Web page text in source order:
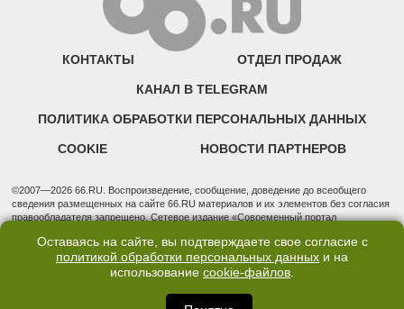
КОНТАКТЫ ОТДЕЛ ПРОДАЖ
КАНАЛ В TELEGRAM
ПОЛИТИКА ОБРАБОТКИ ПЕРСОНАЛЬНЫХ ДАННЫХ
COOKIE НОВОСТИ ПАРТНЕРОВ
©2007—2026 66.RU. Воспроизведение, сообщение, доведение до всеобщего
сведения размещенных на сайте 66.RU материалов и их элементов без согласия
правообладателя запрещено. Сетевое издание «Современный портал
надзору в сфере связи, информационных технологий и массовых коммуникаций
(Роскомнадзор). Регистрационный номер ЭЛ № ФС 77 - 76634 от 02.09.2019
Учредитель: Общество с ограниченной ответственностью "66.ру". Юридический
3, оф. 7015 Фактический адрес редакции и отдела продаж: 620014, Свердловская
Оставаясь на сайте, вы подтверждаете свое согласие с
политикой обработки персональных данных и на
использование cookie-файлов.